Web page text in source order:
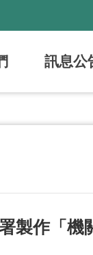
訊息公
製作「